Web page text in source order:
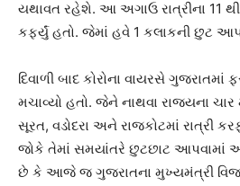
યથાવત રહેશે. આ અગાઉ રાત્રીના 11 થી
કર્ફ્યું હતો. જેમાં હવે 1 કલાકની છુટ
દિવાળી બાદ કોરોના વાયરસે ગુજરાતમાં
મચાવ્યો હતો. જેને નાથવા રાજ્યના ચાર
સૂરત, વડોદરા અને રાજકોટમાં રાત્રી
જોકે તેમાં સમયાંતરે છુટછાટ આપવામાં
છે કે આજે જ ગુજરાતના મુખ્યમંત્રી વિજય